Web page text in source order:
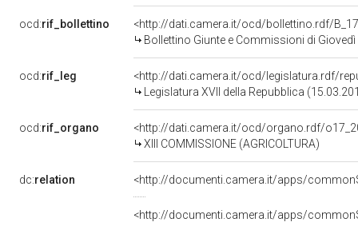
ocd:rif_bollettino
<http://dati.camera.it/ocd/bollettino.rdf/
Bollettino Giunte e Commissioni di
ocd:rif_leg
<http://dati.camera.it/ocd/legislatura.rdf/
Legislatura XVII della Repubblica
ocd:rif_organo
<http://dati.camera.it/ocd/organo.rdf/
XIII COMMISSIONE (AGRICOLTURA)
dc:relation